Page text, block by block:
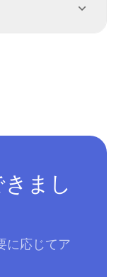
まし
に応じてア